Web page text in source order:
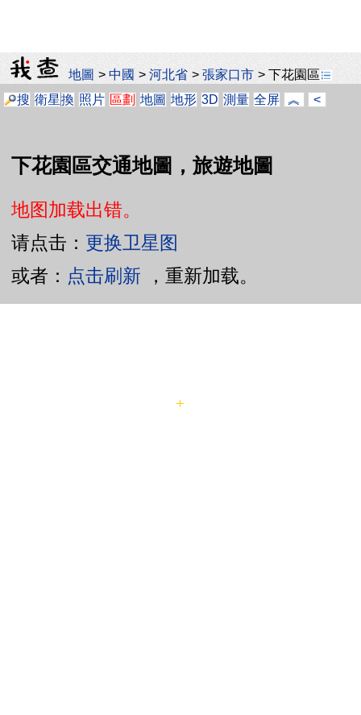
地圖 >中國 >河北省 >張家口市 >下花園區
搜 衛星換 照片 區劃 地圖 地形 3D 測量 全屏 ︽ <
下花園區交通地圖，旅遊地圖
地图加载出错。
请点击： 更换卫星图
或者： 点击刷新 ，重新加载。